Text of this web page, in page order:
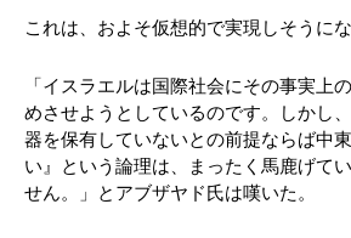
これは、およそ仮想的で実現しそうに
「イスラエルは国際社会にその事実上
めさせようとしているのです。しかし
器を保有していないとの前提ならば中
い』という論理は、まったく馬鹿げて
せん。」とアブザヤド氏は嘆いた。